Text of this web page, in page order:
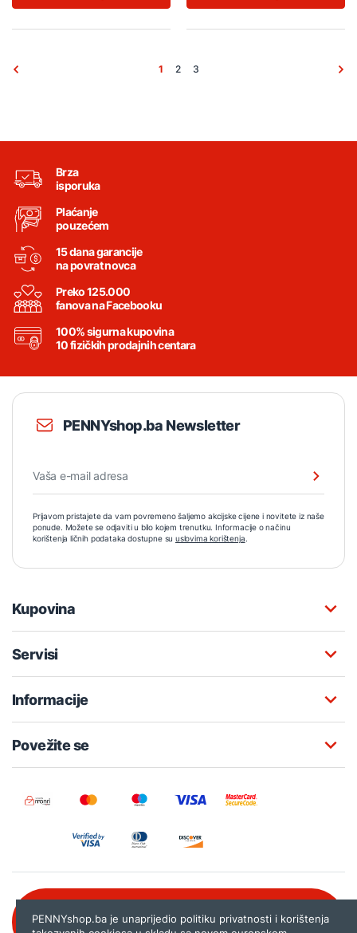
1 2 3
Brza
isporuka
Plaćanje
pouzećem
15 dana garancije
na povrat novca
Preko 125.000
fanova na Facebooku
100% sigurna kupovina
10 fizičkih prodajnih centara
PENNYshop.ba Newsletter
Prijavom pristajete da vam povremeno šaljemo akcijske cijene i novitete iz naše
ponude. Možete se odjaviti u bilo kojem trenutku. Informacije o načinu
korištenja ličnih podataka dostupne su uslovima korištenja.
Kupovina
Servisi
Informacije
Povežite se
PENNYshop.ba je unaprijedio politiku privatnosti i korištenja